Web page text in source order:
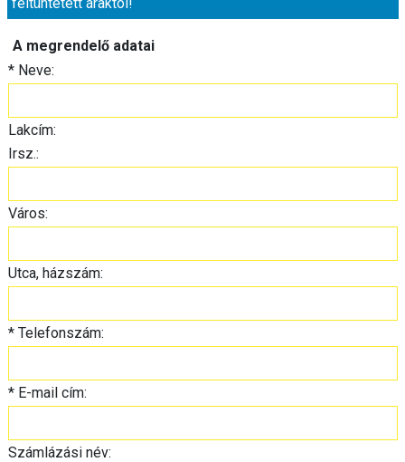
A megrendelő adatai
*Neve:
Lakcím:
Irsz.:
Város:
Utca, házszám:
*Telefonszám:
*E-mail cím:
Számlázási név: